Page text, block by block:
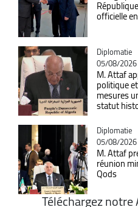
officielle
Catégorie
Diplomatie
05/08/
M. Attaf
politique
mesures
statut
Catégorie
Diplomatie
05/08/
M. Attaf
réunion
Qods
Téléchargez